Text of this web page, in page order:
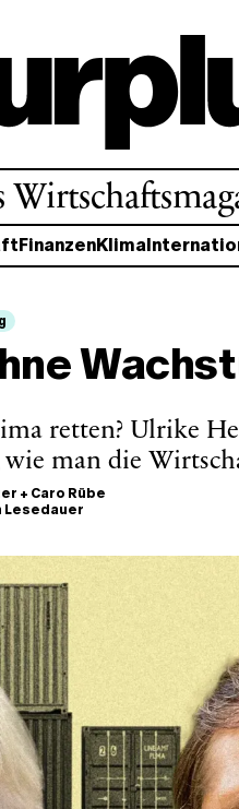
FinanzenKlima
retten? Ulrike
wie man die
+ Caro Rübe
Lesedauer